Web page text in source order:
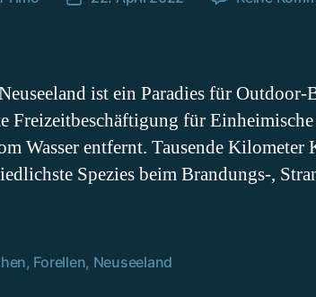
ist ein Paradies für Outdoor-
Freizeitbeschäftigung für
Wasser entfernt. Tausende Kilometer
Spezies beim Brandungs-,
, Forellen, Neuseeland